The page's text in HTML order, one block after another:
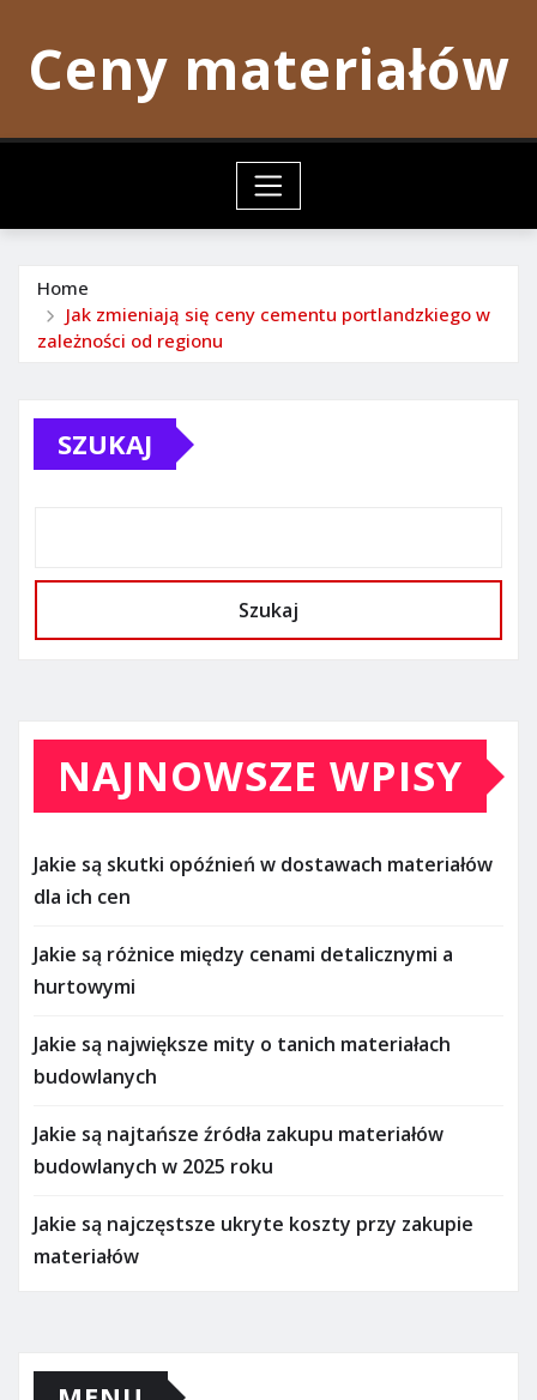
contentCeny materiałów
Home
Jak zmieniają się ceny cementu portlandzkiego w
zależności od regionu
SZUKAJ
Szukaj
NAJNOWSZE WPISY
Jakie są skutki opóźnień w dostawach materiałów
dla ich cen
Jakie są różnice między cenami detalicznymi a
hurtowymi
Jakie są największe mity o tanich materiałach
budowlanych
Jakie są najtańsze źródła zakupu materiałów
budowlanych w 2025 roku
Jakie są najczęstsze ukryte koszty przy zakupie
materiałów